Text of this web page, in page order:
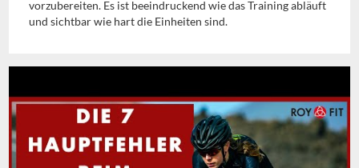
vorzubereiten. Es ist beeindruckend wie das Training abläuft
und sichtbar wie hart die Einheiten sind.